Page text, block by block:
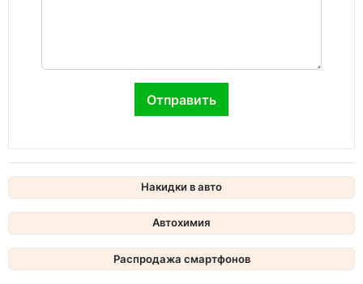
Накидки в авто
Автохимия
Распродажа смартфонов